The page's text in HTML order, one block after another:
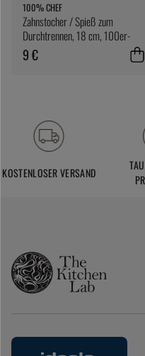
100% CHEF
Zahnstocher / Spieß zum
Durchtrennen, 18 cm, 100er-
Pack - 100% Chef
9 €
KOSTENLOSER VERSAND